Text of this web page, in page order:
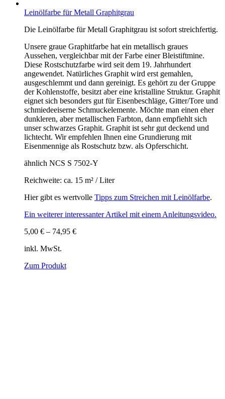
Leinölfarbe für Metall Graphitgrau
Die Leinölfarbe für Metall Graphitgrau ist sofort streichfertig.
Unsere graue Graphitfarbe hat ein metallisch graues
Aussehen, vergleichbar mit der Farbe einer Bleistiftmine.
Diese Rostschutzfarbe wird seit dem 19. Jahrhundert
angewendet. Natürliches Graphit wird erst gemahlen,
ausgeschlemmt und dann gereinigt. Es gehört zu der Gruppe
der Kohlenstoffe, besitzt aber eine kristalline Struktur. Graphit
eignet sich besonders gut für Eisenbeschläge, Gitter/Tore und
schmiedeeiserne Schmuckelemente. Möchte man einen eher
dunkleren, aber metallischen Farbton, dann empfiehlt sich
unser schwarzes Graphit. Graphit ist sehr gut deckend und
lichtecht. Wir empfehlen Ihnen eine Grundierung mit
Eisenmennige als Rostschutz bzw. als Opferschicht.
ähnlich NCS S 7502-Y
Reichweite: ca. 15 m² / Liter
Hier gibt es wertvolle Tipps zum Streichen mit Leinölfarbe.
Ein weiterer interessanter Artikel mit einem Anleitungsvideo.
5,00 € – 74,95 €
inkl. MwSt.
Zum Produkt